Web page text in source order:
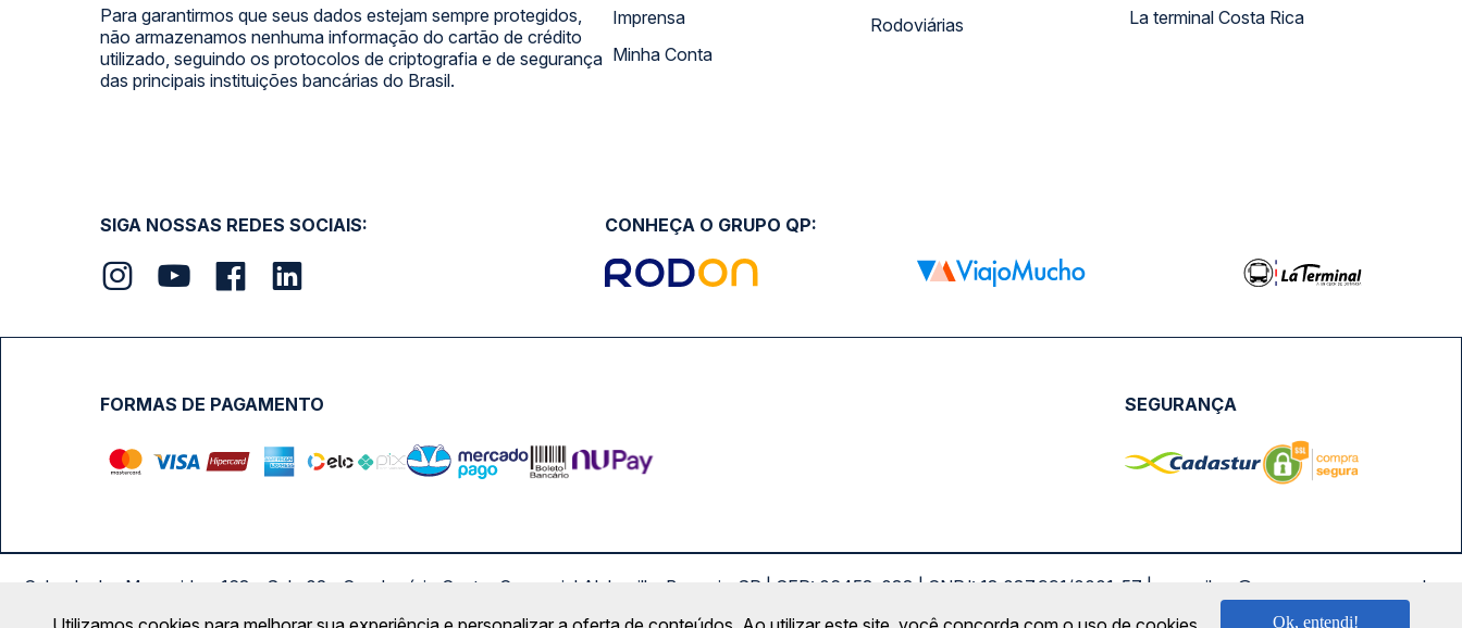
Para garantirmos que seus dados estejam sempre protegidos,
não armazenamos nenhuma informação do cartão de crédito
utilizado, seguindo os protocolos de criptografia e de segurança
das principais instituições bancárias do Brasil.
Imprensa
Minha Conta
Rodoviárias
La terminal Costa Rica
SIGA NOSSAS REDES SOCIAIS: CONHEÇA O GRUPO QP:
FORMAS DE PAGAMENTO SEGURANÇA
Calçada das Margaridas, 163 - Sala 02 - Condomínio Centro Comercial Alphaville, Barueri - SP | CEP: 06453-038 | CNPJ: 18.087.991/0001-57 | saconibus@queropassagem.com.br
Copyright 2026 © QueroPassagem.com.br
Ok, entendi!